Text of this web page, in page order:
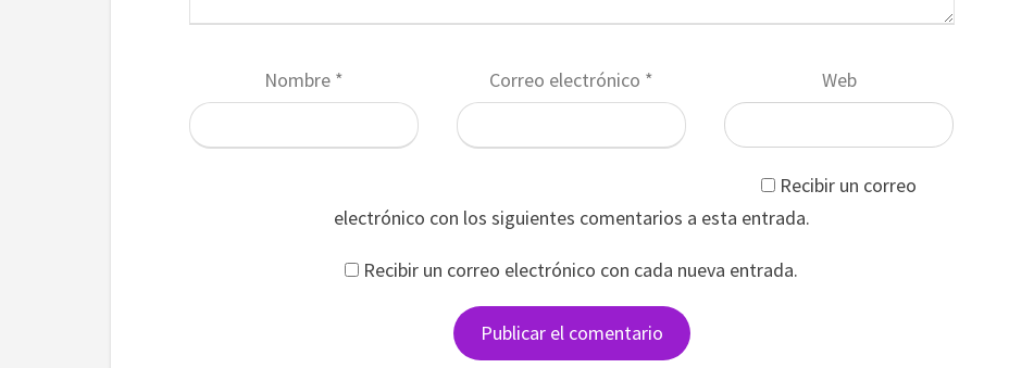
Nombre * Correo electrónico * Web
Recibir un correo
electrónico con los siguientes comentarios a esta entrada.
Recibir un correo electrónico con cada nueva entrada.